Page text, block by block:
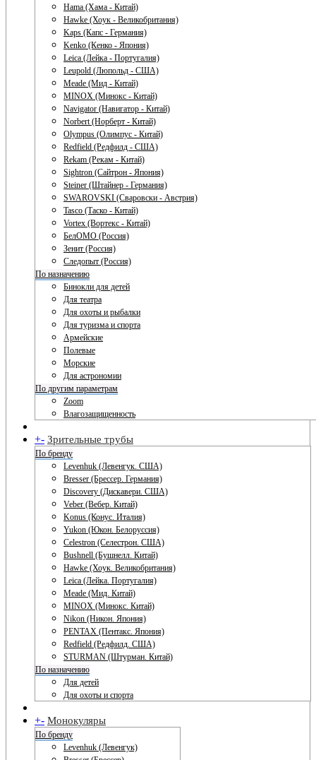
Hama (Хама - Китай)
Hawke (Хоук - Великобритания)
Kaps (Капс - Германия)
Kenko (Кенко - Япония)
Leica (Лейка - Португалия)
Leupold (Люпольд - США)
Meade (Мид - Китай)
MINOX (Минокс - Китай)
Navigator (Навигатор - Китай)
Norbert (Норберт - Китай)
Olympus (Олимпус - Китай)
Redfield (Редфилд - США)
Rekam (Рекам - Китай)
Sightron (Сайтрон - Япония)
Steiner (Штайнер - Германия)
SWAROVSKI (Сваровски - Австрия)
Tasco (Таско - Китай)
Vortex (Вортекс - Китай)
БелОМО (Россия)
Зенит (Россия)
Следопыт (Россия)
По назначению
Бинокли для детей
Для театра
Для охоты и рыбалки
Для туризма и спорта
Армейские
Полевые
Морские
Для астрономии
По другим параметрам
Zoom
Влагозащищенность
+- Зрительные трубы
По бренду
Levenhuk (Левенгук. США)
Bresser (Брессер. Германия)
Discovery (Дискавери. США)
Veber (Вебер. Китай)
Konus (Конус. Италия)
Yukon (Юкон. Белоруссия)
Celestron (Селестрон. США)
Bushnell (Бушнелл. Китай)
Hawke (Хоук. Великобритания)
Leica (Лейка. Португалия)
Meade (Мид. Китай)
MINOX (Минокс. Китай)
Nikon (Никон. Япония)
PENTAX (Пентакс. Япония)
Redfield (Редфилд. США)
STURMAN (Штурман. Китай)
По назначению
Для детей
Для охоты и спорта
+- Монокуляры
По бренду
Levenhuk (Левенгук)